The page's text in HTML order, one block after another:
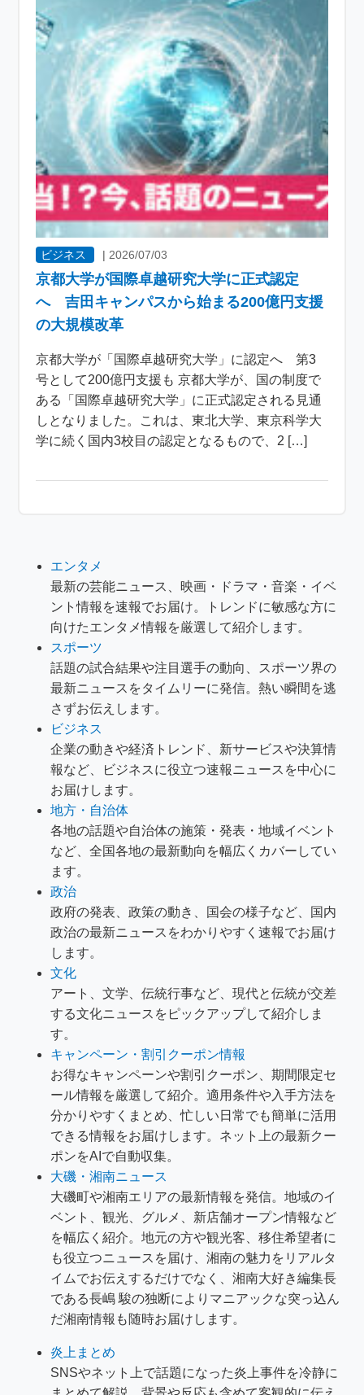
ビジネス |2026/07/03
京都大学が国際卓越研究大学に正式認定
へ 吉田キャンパスから始まる200億円支援
の大規模改革
京都大学が「国際卓越研究大学」に認定へ 第3
号として200億円支援も 京都大学が、国の制度で
ある「国際卓越研究大学」に正式認定される見通
しとなりました。これは、東北大学、東京科学大
学に続く国内3校目の認定となるもので、2 […]
エンタメ
最新の芸能ニュース、映画・ドラマ・音楽・イベ
ント情報を速報でお届け。トレンドに敏感な方に
向けたエンタメ情報を厳選して紹介します。
スポーツ
話題の試合結果や注目選手の動向、スポーツ界の
最新ニュースをタイムリーに発信。熱い瞬間を逃
さずお伝えします。
ビジネス
企業の動きや経済トレンド、新サービスや決算情
報など、ビジネスに役立つ速報ニュースを中心に
お届けします。
地方・自治体
各地の話題や自治体の施策・発表・地域イベント
など、全国各地の最新動向を幅広くカバーしてい
ます。
政治
政府の発表、政策の動き、国会の様子など、国内
政治の最新ニュースをわかりやすく速報でお届け
します。
文化
アート、文学、伝統行事など、現代と伝統が交差
する文化ニュースをピックアップして紹介しま
す。
キャンペーン・割引クーポン情報
お得なキャンペーンや割引クーポン、期間限定セ
ール情報を厳選して紹介。適用条件や入手方法を
分かりやすくまとめ、忙しい日常でも簡単に活用
できる情報をお届けします。ネット上の最新クー
ポンをAIで自動収集。
大磯・湘南ニュース
大磯町や湘南エリアの最新情報を発信。地域のイ
ベント、観光、グルメ、新店舗オープン情報など
を幅広く紹介。地元の方や観光客、移住希望者に
も役立つニュースを届け、湘南の魅力をリアルタ
イムでお伝えするだけでなく、湘南大好き編集長
である長嶋 駿の独断によりマニアックな突っ込ん
だ湘南情報も随時お届けします。
炎上まとめ
SNSやネット上で話題になった炎上事件を冷静に